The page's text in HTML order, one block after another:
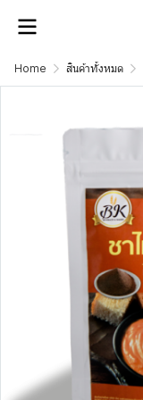
Home สินค้าทั้งหมด